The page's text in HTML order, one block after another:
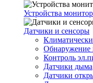
Устройства
Датчики и сенсоры
Обнаружение
Контроль
Датчики дыма
Датчики